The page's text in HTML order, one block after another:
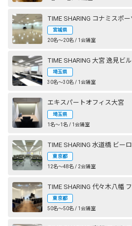
宮城県
20名〜20名 / 1会議室
TIME SHARING 大宮 逸見ビル
埼玉県
30名〜30名 / 1会議室
エキスパートオフィス大宮
埼玉県
1名〜1名 / 1会議室
東京都
12名〜48名 / 2会議室
東京都
50名〜50名 / 1会議室